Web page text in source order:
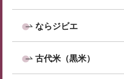
ならジビエ
古代米（黒米）